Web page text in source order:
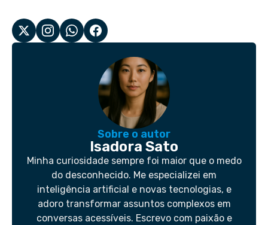
Sobre o autor
Isadora Sato
Minha curiosidade sempre foi maior que o medo
do desconhecido. Me especializei em
inteligência artificial e novas tecnologias, e
adoro transformar assuntos complexos em
conversas acessíveis. Escrevo com paixão e